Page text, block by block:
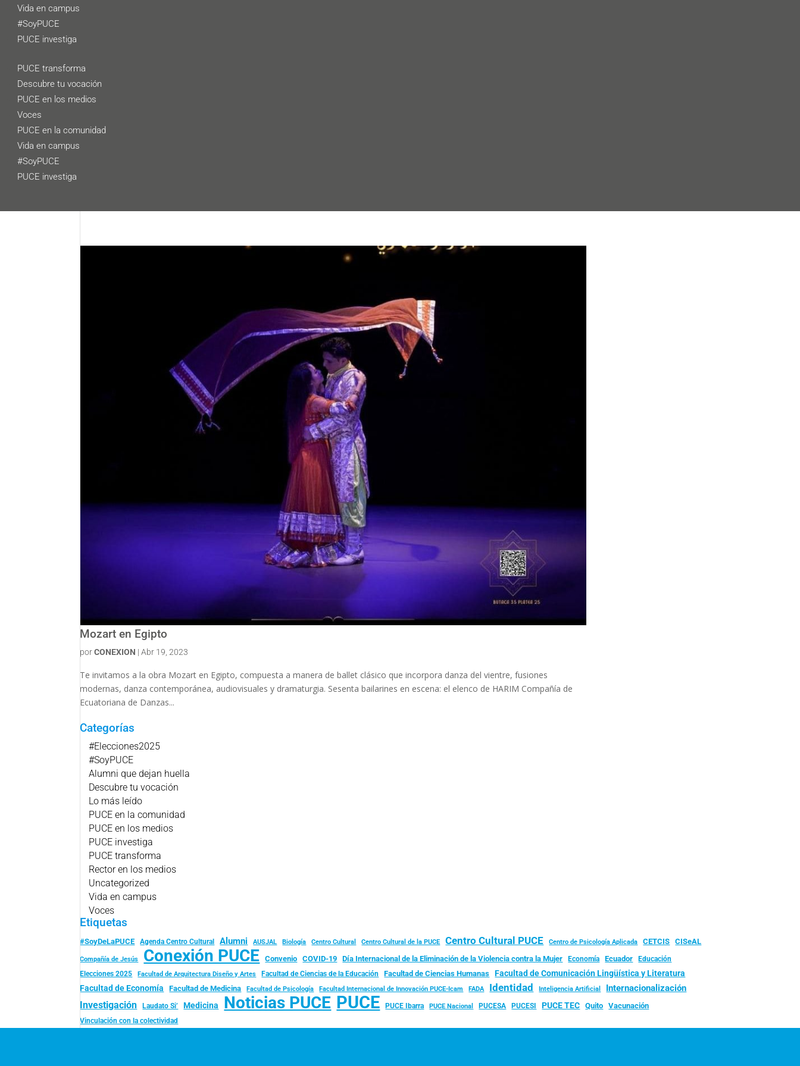
Vida en campus
#SoyPUCE
PUCE investiga
PUCE transforma
Descubre tu vocación
PUCE en los medios
Voces
PUCE en la comunidad
Vida en campus
#SoyPUCE
PUCE investiga
Mozart en Egipto
porCONEXION |Abr 19, 2023
Te invitamos a la obra Mozart en Egipto, compuesta a manera de ballet clásico que incorpora danza del vientre, fusiones
modernas, danza contemporánea, audiovisuales y dramaturgia. Sesenta bailarines en escena: el elenco de HARIM Compañía de
Ecuatoriana de Danzas...
Categorías
#Elecciones2025
#SoyPUCE
Alumni que dejan huella
Descubre tu vocación
Lo más leído
PUCE en la comunidad
PUCE en los medios
PUCE investiga
PUCE transforma
Rector en los medios
Uncategorized
Vida en campus
Voces
Etiquetas
#SoyDeLaPUCE Agenda Centro Cultural Alumni AUSJAL Biología Centro Cultural Centro Cultural de la PUCE Centro Cultural PUCE Centro de Psicología Aplicada CETCIS CISeAL
Compañía de Jesús Conexión PUCE Convenio COVID-19 Día Internacional de la Eliminación de la Violencia contra la Mujer Economía Ecuador
Educación
Elecciones 2025
Facultad de Arquitectura Diseño y Artes Facultad de Ciencias de la Educación Facultad de Ciencias Humanas Facultad de Comunicación Lingüística y Literatura
Facultad de Economía Facultad de Medicina Facultad de Psicología Facultad Internacional de Innovación PUCE-Icam FADA Identidad Inteligencia Artificial Internacionalización
Investigación Laudato Si’ Medicina Noticias PUCE PUCE PUCE Ibarra PUCE Nacional PUCESA PUCESI PUCE TEC Quito Vacunación
Vinculación con la colectividad